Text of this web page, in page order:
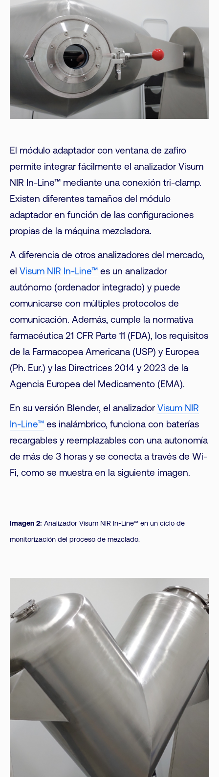
El módulo adaptador con ventana de zafiro
permite integrar fácilmente el analizador Visum
NIR In-Line™ mediante una conexión tri-clamp.
Existen diferentes tamaños del módulo
adaptador en función de las configuraciones
propias de la máquina mezcladora.
A diferencia de otros analizadores del mercado,
el Visum NIR In-Line™ es un analizador
autónomo (ordenador integrado) y puede
comunicarse con múltiples protocolos de
comunicación. Además, cumple la normativa
farmacéutica 21 CFR Parte 11 (FDA), los requisitos
de la Farmacopea Americana (USP) y Europea
(Ph. Eur.) y las Directrices 2014 y 2023 de la
Agencia Europea del Medicamento (EMA).
En su versión Blender, el analizador Visum NIR
In-Line™ es inalámbrico, funciona con baterías
recargables y reemplazables con una autonomía
de más de 3 horas y se conecta a través de Wi-
Fi, como se muestra en la siguiente imagen.
Imagen 2: Analizador Visum NIR In-Line™ en un ciclo de
monitorización del proceso de mezclado.